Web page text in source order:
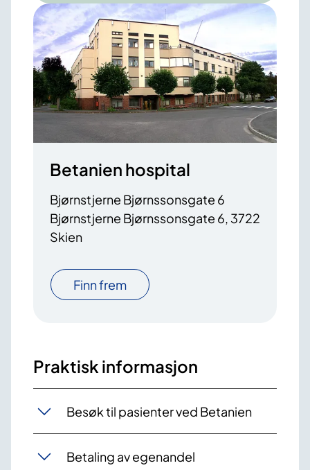
Betanien hospital
Bjørnstjerne Bjørnssonsgate 6
Bjørnstjerne Bjørnssonsgate 6, 3722
Skien
Finn frem
Praktisk informasjon
Besøk til pasienter ved Betanien
Betaling av egenandel